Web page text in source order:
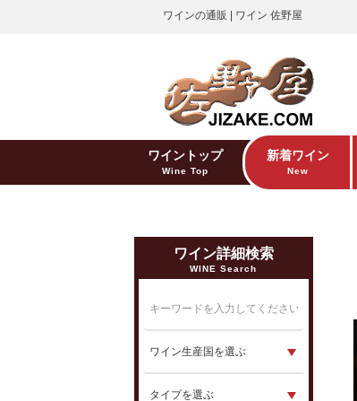
ワインの通販 | ワイン 佐野屋
ワイントップ
Wine Top
新着ワイン
New
ワイン詳細検索
WINE Search